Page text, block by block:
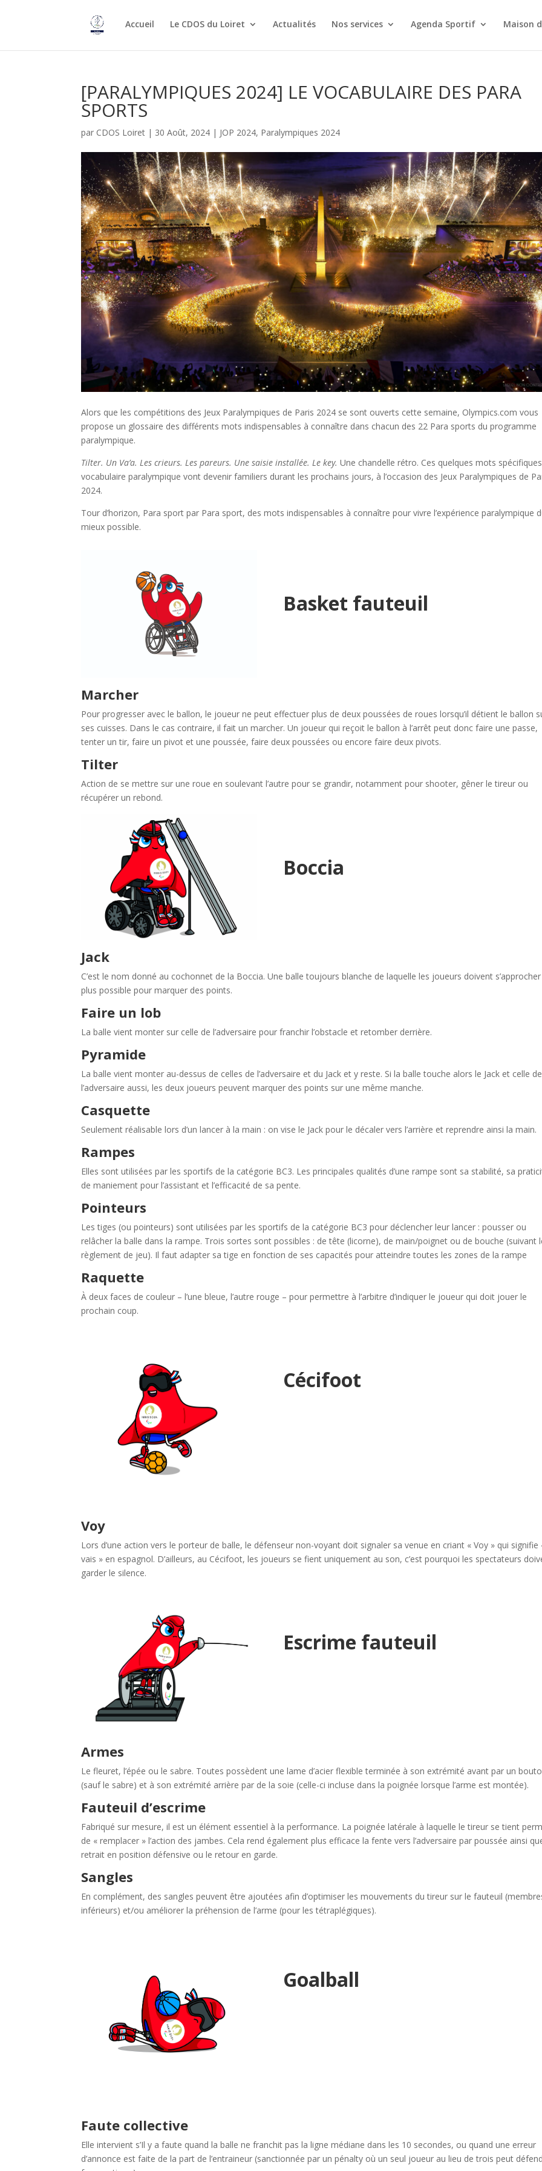
Accueil Le CDOS du Loiret Actualités Nos services Agenda Sportif Maison
[PARALYMPIQUES 2024] LE VOCABULAIRE DES PARA
SPORTS
par CDOS Loiret | 30 Août, 2024 | JOP 2024, Paralympiques 2024
Alors que les compétitions des Jeux Paralympiques de Paris 2024 se sont ouverts cette semaine, Olympics.com vous
propose un glossaire des différents mots indispensables à connaître dans chacun des 22 Para sports du programme
paralympique.
Tilter. Un Va’a. Les crieurs. Les pareurs. Une saisie installée. Le key. Une chandelle rétro. Ces quelques mots
vocabulaire paralympique vont devenir familiers durant les prochains jours, à l’occasion des Jeux Paralympiques de
2024.
Tour d’horizon, Para sport par Para sport, des mots indispensables à connaître pour vivre l’expérience paralympique
mieux possible.
Basket fauteuil
Marcher
Pour progresser avec le ballon, le joueur ne peut effectuer plus de deux poussées de roues lorsqu’il détient le ballon
ses cuisses. Dans le cas contraire, il fait un marcher. Un joueur qui reçoit le ballon à l’arrêt peut donc faire une passe,
tenter un tir, faire un pivot et une poussée, faire deux poussées ou encore faire deux pivots.
Tilter
Action de se mettre sur une roue en soulevant l’autre pour se grandir, notamment pour shooter, gêner le tireur ou
récupérer un rebond.
Boccia
Jack
C’est le nom donné au cochonnet de la Boccia. Une balle toujours blanche de laquelle les joueurs doivent
plus possible pour marquer des points.
Faire un lob
La balle vient monter sur celle de l’adversaire pour franchir l’obstacle et retomber derrière.
Pyramide
La balle vient monter au-dessus de celles de l’adversaire et du Jack et y reste. Si la balle touche alors le Jack et celle de
l’adversaire aussi, les deux joueurs peuvent marquer des points sur une même manche.
Casquette
Seulement réalisable lors d’un lancer à la main : on vise le Jack pour le décaler vers l’arrière et reprendre ainsi la main.
Rampes
Elles sont utilisées par les sportifs de la catégorie BC3. Les principales qualités d’une rampe sont sa stabilité, sa
de maniement pour l’assistant et l’efficacité de sa pente.
Pointeurs
Les tiges (ou pointeurs) sont utilisées par les sportifs de la catégorie BC3 pour déclencher leur lancer : pousser ou
relâcher la balle dans la rampe. Trois sortes sont possibles : de tête (licorne), de main/poignet ou de bouche (suivant
règlement de jeu). Il faut adapter sa tige en fonction de ses capacités pour atteindre toutes les zones de la rampe
Raquette
À deux faces de couleur – l’une bleue, l’autre rouge – pour permettre à l’arbitre d’indiquer le joueur qui doit jouer le
prochain coup.
Cécifoot
Voy
Lors d’une action vers le porteur de balle, le défenseur non-voyant doit signaler sa venue en criant « Voy » qui signifie
vais » en espagnol. D’ailleurs, au Cécifoot, les joueurs se fient uniquement au son, c’est pourquoi les spectateurs
garder le silence.
Escrime fauteuil
Armes
Le fleuret, l’épée ou le sabre. Toutes possèdent une lame d’acier flexible terminée à son extrémité avant par un
(sauf le sabre) et à son extrémité arrière par de la soie (celle-ci incluse dans la poignée lorsque l’arme est montée).
Fauteuil d’escrime
Fabriqué sur mesure, il est un élément essentiel à la performance. La poignée latérale à laquelle le tireur se tient
de « remplacer » l’action des jambes. Cela rend également plus efficace la fente vers l’adversaire par poussée ainsi
retrait en position défensive ou le retour en garde.
Sangles
En complément, des sangles peuvent être ajoutées afin d’optimiser les mouvements du tireur sur le fauteuil
inférieurs) et/ou améliorer la préhension de l’arme (pour les tétraplégiques).
Goalball
Faute collective
Elle intervient s’Il y a faute quand la balle ne franchit pas la ligne médiane dans les 10 secondes, ou quand une erreur
d’annonce est faite de la part de l’entraineur (sanctionnée par un pénalty où un seul joueur au lieu de trois peut